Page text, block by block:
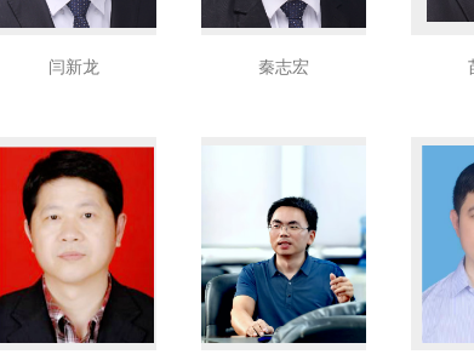
闫新龙 秦志宏